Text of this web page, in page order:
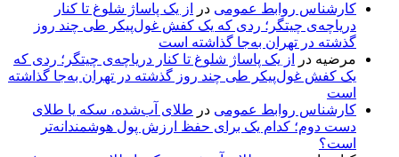
کارشناس روابط عمومی در
از یک پاساژ شلوغ تا کنار
دریاچه‌ی چیتگر؛ ردی که یک کفش غول‌پیکر طی چند روز
گذشته در تهران به‌جا گذاشته است
مرضیه در
از یک پاساژ شلوغ تا کنار دریاچه‌ی چیتگر؛ ردی که
یک کفش غول‌پیکر طی چند روز گذشته در تهران به‌جا گذاشته
است
کارشناس روابط عمومی در طلای آب‌شده، سکه یا طلای
دست دوم؛ کدام یک برای حفظ ارزش پول هوشمندانه‌تر
است؟